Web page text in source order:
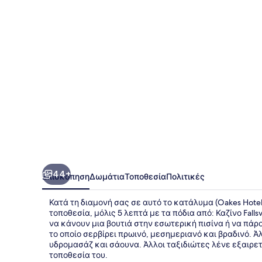
44+
ΕπισκόπησηΔωμάτιαΤοποθεσίαΠολιτικές
Κατά τη διαμονή σας σε αυτό το κατάλυμα (Oakes
τοποθεσία, μόλις 5 λεπτά με τα πόδια από: Καζίνο
να κάνουν μια βουτιά στην εσωτερική πισίνα ή να
το οποίο σερβίρει πρωινό, μεσημεριανό και
υδρομασάζ και σάουνα. Άλλοι ταξιδιώτες λένε
τοποθεσία του.